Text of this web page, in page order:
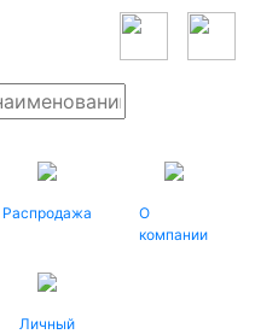
Распродажа
О
компании
Личный